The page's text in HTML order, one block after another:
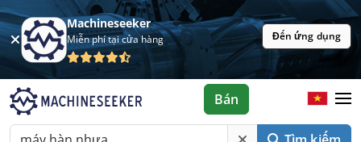
Machineseeker
Miễn phí tại cửa hàng Đến ứng dụng
Bán